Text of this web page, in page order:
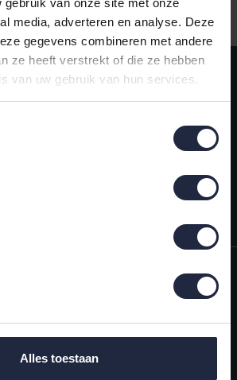
media, adverteren en analyse. Deze
gegevens combineren met andere
ze heeft verstrekt of die ze hebben
van uw gebruik van hun services.
Alles toestaan
nieuwsbrief!
AANMELDEN